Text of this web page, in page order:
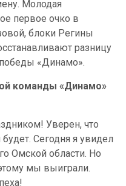
Молодая
первое очко в
блоки Регины
разницу
победы «Динамо».
команды «Динамо»
Уверен, что
Сегодня я увидел
Омской области. Но
мы выиграли.